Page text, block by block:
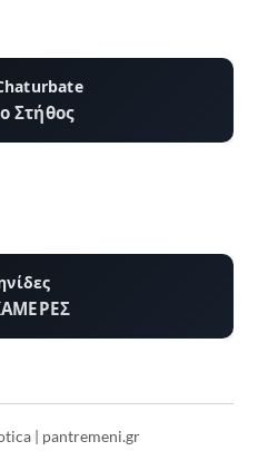
Στήθος
| pantremeni.gr